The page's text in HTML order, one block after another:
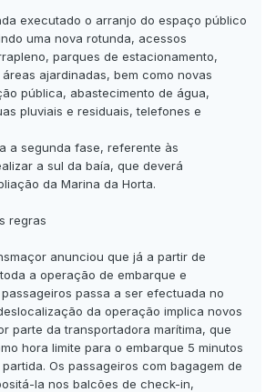
executado o arranjo do espaço público
uma nova rotunda, acessos
parques de estacionamento,
ajardinadas, bem como novas
pública, abastecimento de água,
pluviais e residuais, telefones e
a segunda fase, referente às
a sul da baía, que deverá
da Marina da Horta.
regras
anunciou que já a partir de
a operação de embarque e
passa a ser efectuada no
da operação implica novos
parte da transportadora marítima, que
hora limite para o embarque 5 minutos
Os passageiros com bagagem de
la nos balcões de check-in,